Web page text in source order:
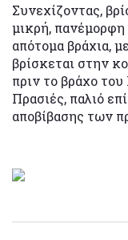
Συνεχίζοντας,
μικρή, πανέμορφη
απότομα βράχια,
βρίσκεται στην
πριν το βράχο
Πρασιές, παλιό
αποβίβασης των